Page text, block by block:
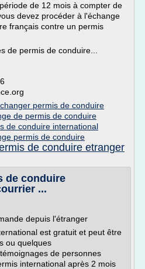
de 12 mois à compter de
devez procéder à l'échange
français contre un permis
de permis de conduire...
permis de conduire
de permis de conduire
de conduire international
permis de conduire
de conduire etranger
de conduire
...
depuis l'étranger
est gratuit et peut être
ou quelques
de personnes
international après 2 mois